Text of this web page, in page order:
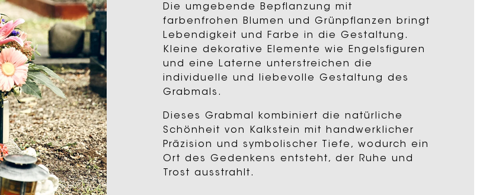
Die umgebende Bepflanzung mit
farbenfrohen Blumen und Grünpflanzen bringt
Lebendigkeit und Farbe in die Gestaltung.
Kleine dekorative Elemente wie Engelsfiguren
und eine Laterne unterstreichen die
individuelle und liebevolle Gestaltung des
Grabmals.
Dieses Grabmal kombiniert die natürliche
Schönheit von Kalkstein mit handwerklicher
Präzision und symbolischer Tiefe, wodurch ein
Ort des Gedenkens entsteht, der Ruhe und
Trost ausstrahlt.